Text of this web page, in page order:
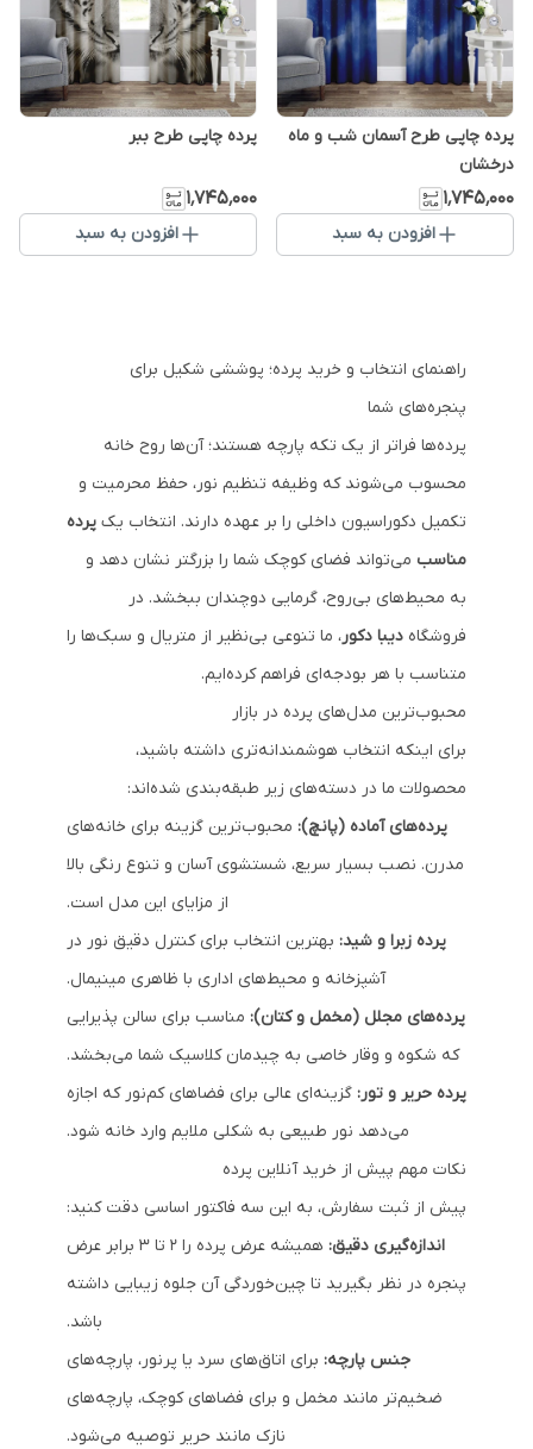
پرده چاپی طرح آسمان شب و ماه
درخشان
۱٬۷۴۵٬۰۰۰
افزودن به سبد
پرده چاپی طرح ببر
۱٬۷۴۵٬۰۰۰
افزودن به سبد
راهنمای انتخاب و خرید پرده؛ پوششی شکیل برای
پنجره‌های شما
پرده‌ها فراتر از یک تکه پارچه هستند؛ آن‌ها روح خانه
محسوب می‌شوند که وظیفه تنظیم نور، حفظ محرمیت و
تکمیل دکوراسیون داخلی را بر عهده دارند. انتخاب یک پرده
مناسب می‌تواند فضای کوچک شما را بزرگتر نشان دهد و
به محیط‌های بی‌روح، گرمایی دوچندان ببخشد. در
فروشگاه دیبا دکور، ما تنوعی بی‌نظیر از متریال و سبک‌ها را
متناسب با هر بودجه‌ای فراهم کرده‌ایم.
محبوب‌ترین مدل‌های پرده در بازار
برای اینکه انتخاب هوشمندانه‌تری داشته باشید،
محصولات ما در دسته‌های زیر طبقه‌بندی شده‌اند:
پرده‌های آماده (پانچ): محبوب‌ترین گزینه برای خانه‌های
مدرن. نصب بسیار سریع، شستشوی آسان و تنوع رنگی بالا
از مزایای این مدل است.
پرده زبرا و شید: بهترین انتخاب برای کنترل دقیق نور در
آشپزخانه و محیط‌های اداری با ظاهری مینیمال.
پرده‌های مجلل (مخمل و کتان): مناسب برای سالن پذیرایی
که شکوه و وقار خاصی به چیدمان کلاسیک شما می‌بخشد.
پرده حریر و تور: گزینه‌ای عالی برای فضاهای کم‌نور که اجازه
می‌دهد نور طبیعی به شکلی ملایم وارد خانه شود.
نکات مهم پیش از خرید آنلاین پرده
پیش از ثبت سفارش، به این سه فاکتور اساسی دقت کنید:
اندازه‌گیری دقیق:
همیشه عرض پرده را ۲ تا ۳ برابر عرض
پنجره در نظر بگیرید تا چین‌خوردگی آن جلوه زیبایی داشته
باشد.
جنس پارچه: برای اتاق‌های سرد یا پرنور، پارچه‌های
ضخیم‌تر مانند مخمل و برای فضاهای کوچک، پارچه‌های
نازک مانند حریر توصیه می‌شود.